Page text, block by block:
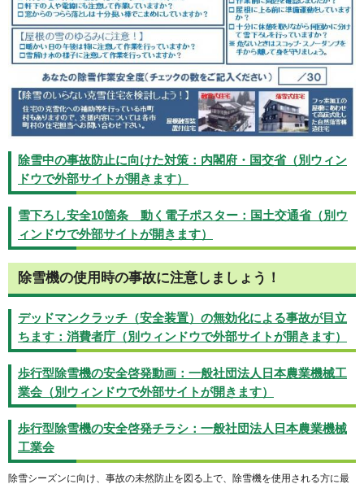
除雪中の事故防止に向けた対策：内閣府・国交省（別ウィン
ドウで外部サイトが開きます）
雪下ろし安全10箇条 動く電子ポスター：国土交通省（別ウ
ィンドウで外部サイトが開きます）
除雪機の使用時の事故に注意しましょう！
デッドマンクラッチ（安全装置）の無効化による事故が目立
ちます：消費者庁（別ウィンドウで外部サイトが開きます）
歩行型除雪機の安全啓発動画：一般社団法人日本農業機械工
業会（別ウィンドウで外部サイトが開きます）
歩行型除雪機の安全啓発チラシ：一般社団法人日本農業機械
工業会
除雪シーズンに向け、事故の未然防止を図る上で、除雪機を使用される方に最